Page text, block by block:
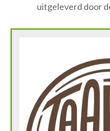
uitgeleverd door